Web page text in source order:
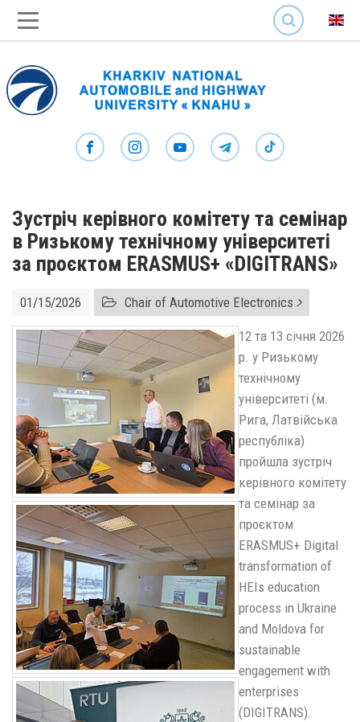
SEARCH
Зустріч керівного комітету та семінар
в Ризькому технічному університеті
за проєктом ERASMUS+ «DIGITRANS»
01/15/2026 Chair of Automotive Electronics
12 та 13 січня 2026
р. у Ризькому
технічному
університеті (м.
Рига, Латвійська
республіка)
пройшла зустріч
керівного комітету
та семінар за
проєктом
ERASMUS+ Digital
transformation of
HEIs education
process in Ukraine
and Moldova for
sustainable
engagement with
enterprises
(DIGITRANS).